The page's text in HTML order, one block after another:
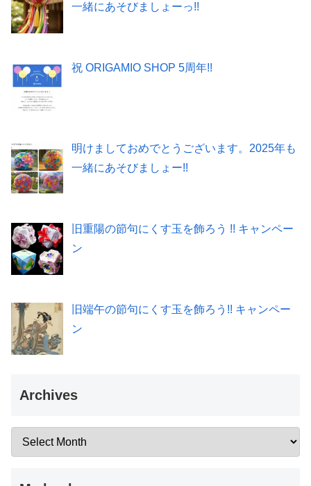
一緒にあそびましょーっ!!
祝 ORIGAMIO SHOP 5周年!!
明けましておめでとうございます。2025年も
一緒にあそびましょー!!
旧重陽の節句にくす玉を飾ろう !! キャンペー
ン
旧端午の節句にくす玉を飾ろう!! キャンペー
ン
Archives